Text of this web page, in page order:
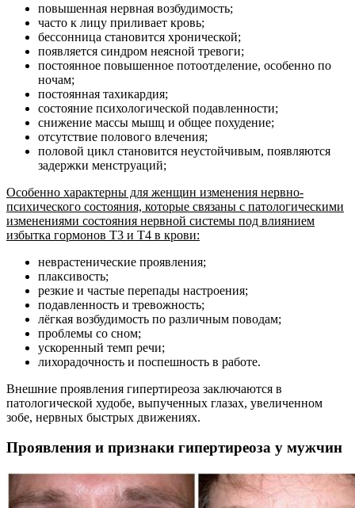
повышенная нервная возбудимость;
часто к лицу приливает кровь;
бессонница становится хронической;
появляется синдром неясной тревоги;
постоянное повышенное потоотделение, особенно по
ночам;
постоянная тахикардия;
состояние психологической подавленности;
снижение массы мышц и общее похудение;
отсутствие полового влечения;
половой цикл становится неустойчивым, появляются
задержки менструаций;
Особенно характерны для женщин изменения нервно-
психического состояния, которые связаны с патологическими
изменениями состояния нервной системы под влиянием
избытка гормонов Т3 и Т4 в крови:
неврастенические проявления;
плаксивость;
резкие и частые перепады настроения;
подавленность и тревожность;
лёгкая возбудимость по различным поводам;
проблемы со сном;
ускоренный темп речи;
лихорадочность и поспешность в работе.
Внешние проявления гипертиреоза заключаются в
патологической худобе, выпученных глазах, увеличенном
зобе, нервных быстрых движениях.
Проявления и признаки гипертиреоза у мужчин